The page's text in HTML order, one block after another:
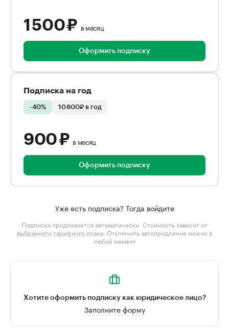
1 500 ₽ в месяц
Оформить подписку
Подписка на год
-40% 10 800₽ в год
900 ₽ в месяц
Оформить подписку
Уже есть подписка? Тогда войдите
Подписка продлевается автоматически. Стоимость зависит от
выбранного тарифного плана . Отключить автопродление можно в
любой момент
Хотите оформить подписку как юридическое лицо?
Заполните форму